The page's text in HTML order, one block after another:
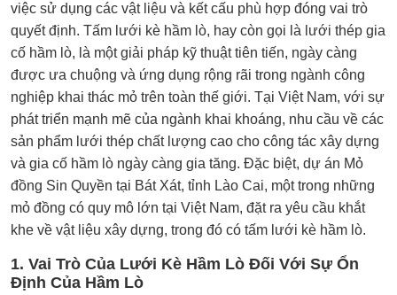
việc sử dụng các vật liệu và kết cấu phù hợp đóng vai trò
quyết định. Tấm lưới kè hầm lò, hay còn gọi là lưới thép gia
cố hầm lò, là một giải pháp kỹ thuật tiên tiến, ngày càng
được ưa chuộng và ứng dụng rộng rãi trong ngành công
nghiệp khai thác mỏ trên toàn thế giới. Tại Việt Nam, với sự
phát triển mạnh mẽ của ngành khai khoáng, nhu cầu về các
sản phẩm lưới thép chất lượng cao cho công tác xây dựng
và gia cố hầm lò ngày càng gia tăng. Đặc biệt, dự án Mỏ
đồng Sin Quyền tại Bát Xát, tỉnh Lào Cai, một trong những
mỏ đồng có quy mô lớn tại Việt Nam, đặt ra yêu cầu khắt
khe về vật liệu xây dựng, trong đó có tấm lưới kè hầm lò.
1. Vai Trò Của Lưới Kè Hầm Lò Đối Với Sự Ổn
Định Của Hầm Lò